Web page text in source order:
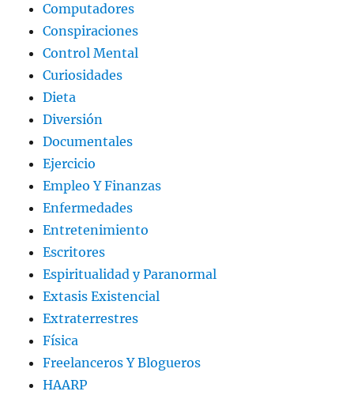
Computadores
Conspiraciones
Control Mental
Curiosidades
Dieta
Diversión
Documentales
Ejercicio
Empleo Y Finanzas
Enfermedades
Entretenimiento
Escritores
Espiritualidad y Paranormal
Extasis Existencial
Extraterrestres
Física
Freelanceros Y Blogueros
HAARP